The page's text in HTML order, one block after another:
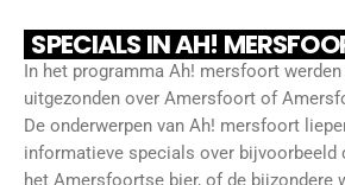
SPECIALS IN AH!
In het programma Ah! mersfoort
uitgezonden over Amersfoort of
De onderwerpen van Ah! mersfoort
informatieve specials over bijvoorbeeld
het Amersfoortse bier, of de bijzondere